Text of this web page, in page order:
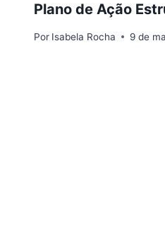
Plano de Ação
Por Isabela Rocha 9 de